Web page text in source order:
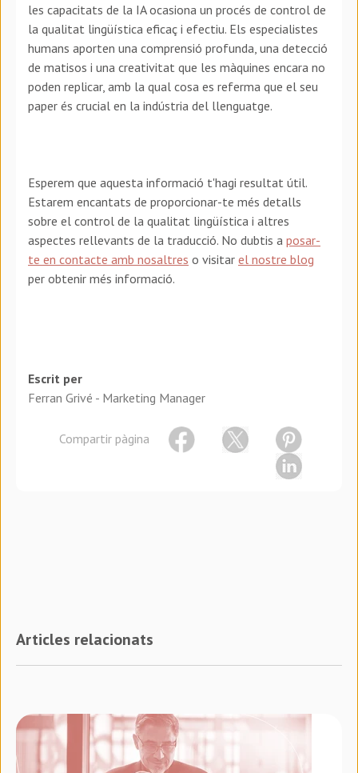
les capacitats de la IA ocasiona un procés de control de
la qualitat lingüística eficaç i efectiu. Els especialistes
humans aporten una comprensió profunda, una detecció
de matisos i una creativitat que les màquines encara no
poden replicar, amb la qual cosa es referma que el seu
paper és crucial en la indústria del llenguatge.
Esperem que aquesta informació t'hagi resultat útil.
Estarem encantats de proporcionar-te més detalls
sobre el control de la qualitat lingüística i altres
aspectes rellevants de la traducció. No dubtis a posar-
te en contacte amb nosaltres o visitar el nostre blog
per obtenir més informació.
Escrit per
Ferran Grivé - Marketing Manager
Compartir pàgina
Articles relacionats